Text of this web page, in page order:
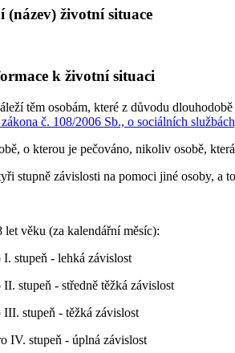
(název) životní situace
k životní situaci
těm osobám, které z důvodu
č. 108/2006 Sb., o sociálních
o kterou je pečováno, nikoliv osobě,
stupně závislosti na pomoci jiné osoby, a
let věku (za kalendářní měsíc):
stupeň - lehká závislost
stupeň - středně těžká závislost
stupeň - těžká závislost
IV. stupeň - úplná závislost